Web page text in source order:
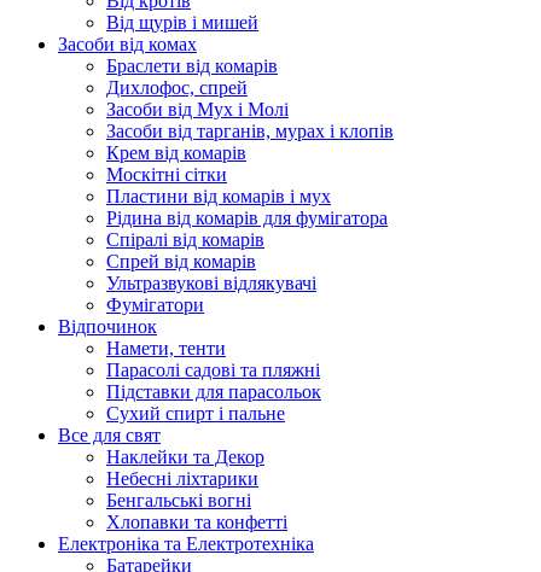
Від щурів і мишей
Засоби від комах
Браслети від комарів
Дихлофос, спрей
Засоби від Мух і Молі
Засоби від тарганів, мурах і клопів
Крем від комарів
Москітні сітки
Пластини від комарів і мух
Рідина від комарів для фумігатора
Спіралі від комарів
Спрей від комарів
Ультразвукові відлякувачі
Фумігатори
Відпочинок
Намети, тенти
Парасолі садові та пляжні
Підставки для парасольок
Сухий спирт і пальне
Все для свят
Наклейки та Декор
Небесні ліхтарики
Бенгальські вогні
Хлопавки та конфетті
Електроніка та Електротехніка
Батарейки